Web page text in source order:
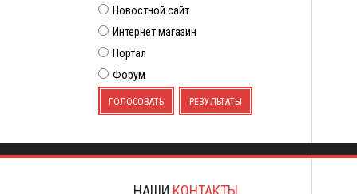
Новостной сайт
Интернет магазин
Портал
Форум
ГОЛОСОВАТЬ РЕЗУЛЬТАТЫ
НАШИ КОНТАКТЫ